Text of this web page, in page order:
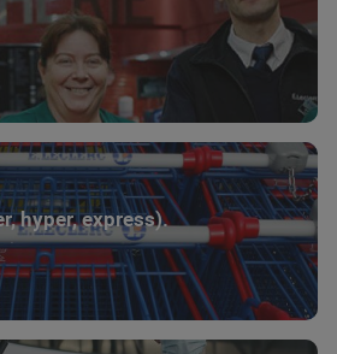
hyper, express).